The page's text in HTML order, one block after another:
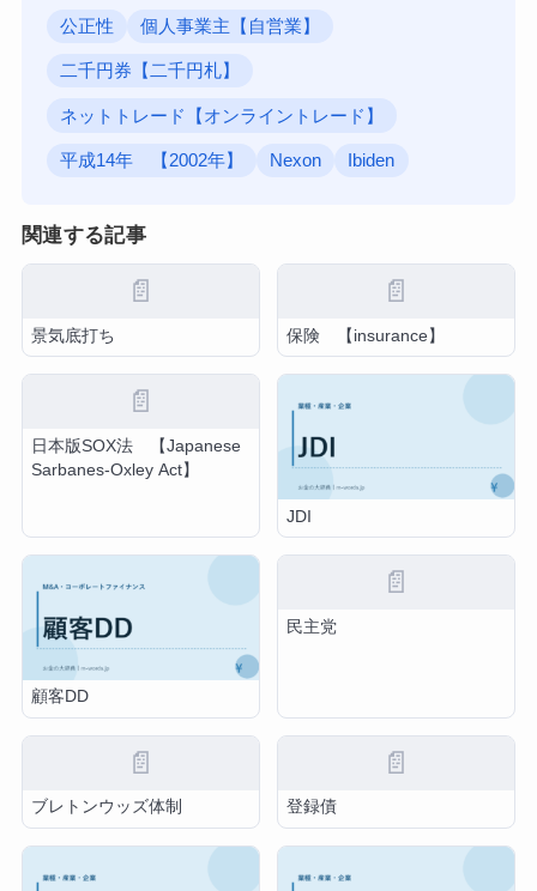
公正性 個人事業主【自営業】
二千円券【二千円札】
ネットトレード【オンライントレード】
平成14年 【2002年】 Nexon Ibiden
関連する記事
📄
景気底打ち
📄
保険 【insurance】
📄
日本版SOX法 【Japanese
Sarbanes-Oxley Act】
JDI
顧客DD
📄
民主党
📄
ブレトンウッズ体制
📄
登録債